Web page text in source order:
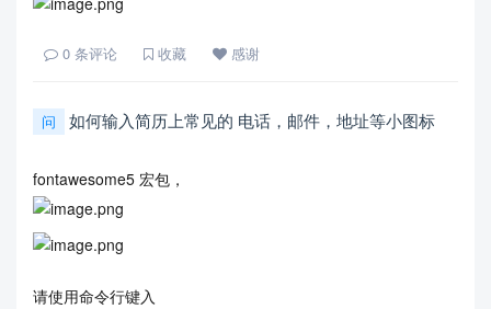
0 条评论 收藏 感谢
问 如何输入简历上常见的 电话，邮件，地址等小图标
fontawesome5 宏包，
请使用命令行键入